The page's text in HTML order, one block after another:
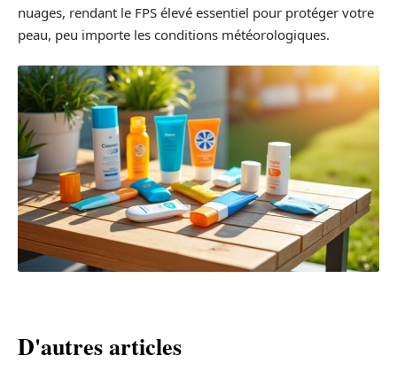
nuages, rendant le FPS élevé essentiel pour protéger votre
peau, peu importe les conditions météorologiques.
D'autres articles